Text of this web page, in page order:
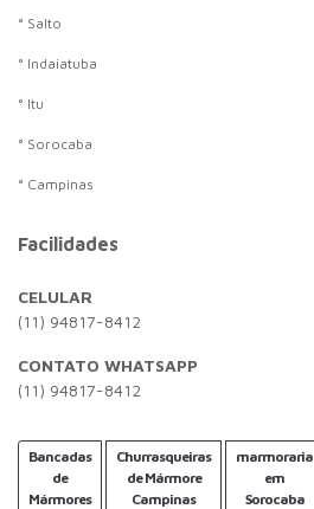
° Salto
° Indaiatuba
° Itu
° Sorocaba
° Campinas
Facilidades
CELULAR
(11) 94817-8412
CONTATO WHATSAPP
(11) 94817-8412
Bancadas
de
Mármores
Churrasqueiras
de Mármore
Campinas
marmoraria
em
Sorocaba